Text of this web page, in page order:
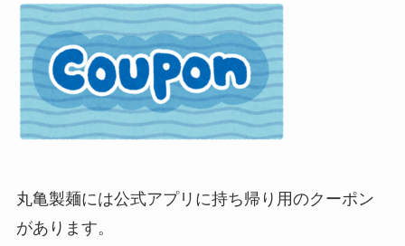
丸亀製麺には公式アプリに持ち帰り用のクーポン
があります。